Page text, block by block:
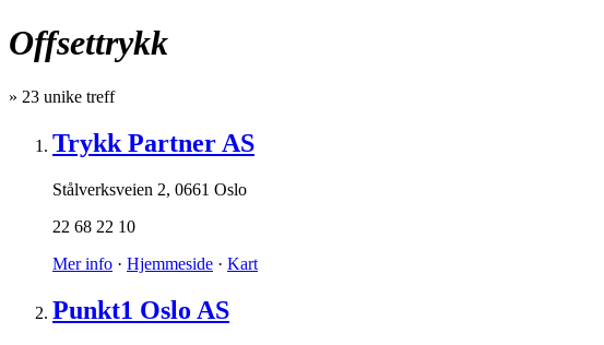
Offsettrykk
» 23 unike treff
Trykk Partner AS
Stålverksveien 2, 0661 Oslo
22 68 22 10
Mer info · Hjemmeside · Kart
Punkt1 Oslo AS